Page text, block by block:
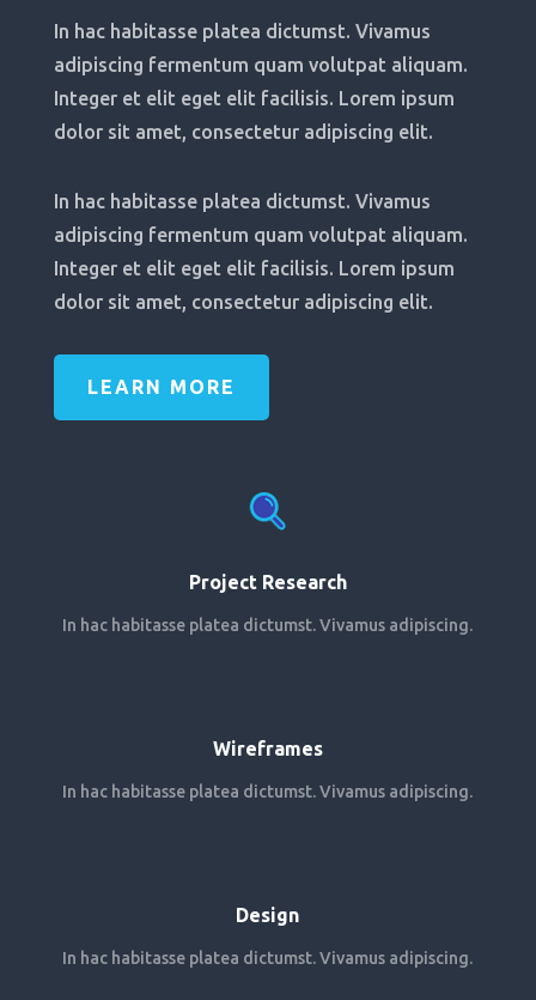
In hac habitasse platea dictumst. Vivamus
adipiscing fermentum quam volutpat aliquam.
Integer et elit eget elit facilisis. Lorem ipsum
dolor sit amet, consectetur adipiscing elit.
In hac habitasse platea dictumst. Vivamus
adipiscing fermentum quam volutpat aliquam.
Integer et elit eget elit facilisis. Lorem ipsum
dolor sit amet, consectetur adipiscing elit.
LEARN MORE
Project Research
In hac habitasse platea dictumst. Vivamus adipiscing.
Wireframes
In hac habitasse platea dictumst. Vivamus adipiscing.
Design
In hac habitasse platea dictumst. Vivamus adipiscing.